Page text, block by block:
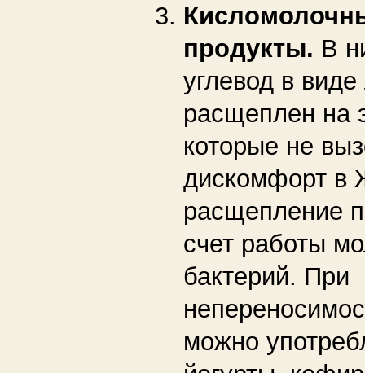
продукты. В
углевод в
расщеплен на
которые не
дискомфорт в
расщепление
счет работы
бактерий. При
можно